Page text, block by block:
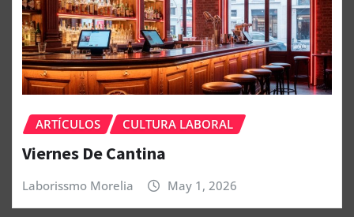
ARTÍCULOS CULTURA LABORAL
Viernes De Cantina
Laborissmo Morelia May 1, 2026